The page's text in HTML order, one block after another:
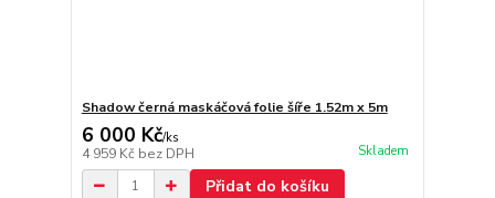
Shadow černá maskáčová folie šíře 1.52m x 5m
6 000 Kč/ks
4 959 Kč bez DPH Skladem
Přidat do košíku